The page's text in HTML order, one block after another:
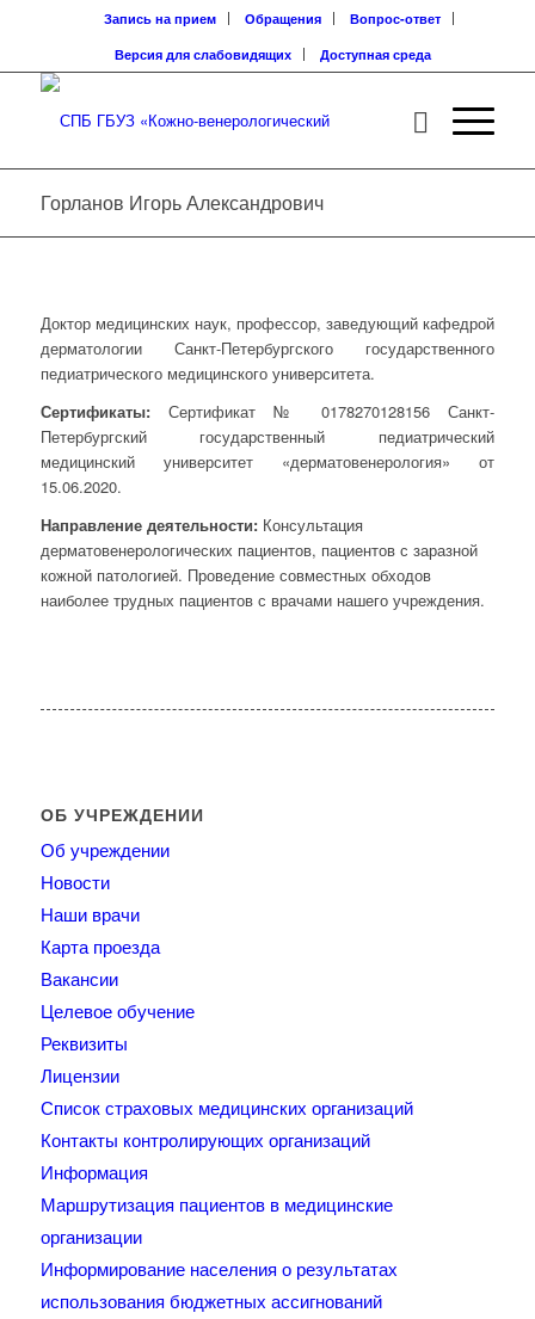
Запись на прием Обращения
Вопрос-ответ
Версия для слабовидящих
Доступная среда
Горланов Игорь Александрович
Доктор медицинских наук, профессор, заведующий кафедрой
дерматологии Санкт-Петербургского государственного
педиатрического медицинского университета.
Сертификаты:Сертификат № 0178270128156 Санкт-
Петербургский государственный педиатрический
медицинский университет «дерматовенерология» от
15.06.2020.
Направление деятельности: Консультация
дерматовенерологических пациентов, пациентов с заразной
кожной патологией. Проведение совместных обходов
наиболее трудных пациентов с врачами нашего учреждения.
ОБ УЧРЕЖДЕНИИ
Об учреждении
Новости
Наши врачи
Карта проезда
Вакансии
Целевое обучение
Реквизиты
Лицензии
Список страховых медицинских организаций
Контакты контролирующих организаций
Информация
Маршрутизация пациентов в медицинские
организации
Информирование населения о результатах
использования бюджетных ассигнований